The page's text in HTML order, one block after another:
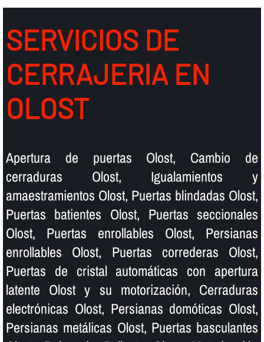
SERVICIOS DE
CERRAJERIA EN
OLOST
Apertura de puertas Olost, Cambio de
cerraduras Olost, Igualamientos y
amaestramientos Olost, Puertas blindadas Olost,
Puertas batientes Olost, Puertas seccionales
Olost, Puertas enrollables Olost, Persianas
enrollables Olost, Puertas correderas Olost,
Puertas de cristal automáticas con apertura
latente Olost y su motorización, Cerraduras
electrónicas Olost, Persianas domóticas Olost,
Persianas metálicas Olost, Puertas basculantes